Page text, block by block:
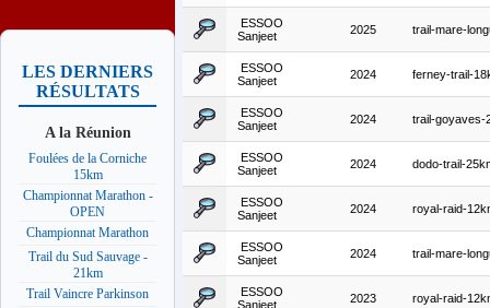
LES DERNIERS
RÉSULTATS
A la Réunion
Foulées de la Corniche
15km
Championnat Marathon -
OPEN
Championnat Marathon
Trail du Sud Sauvage -
21km
Trail Vaincre Parkinson
ESSOO
Sanjeet
2025 trail-mare-
ESSOO
Sanjeet
2024 ferney-trail-
ESSOO
Sanjeet
2024 trail-goyaves-
ESSOO
Sanjeet
2024 dodo-trail-
ESSOO
Sanjeet
2024 royal-raid-
ESSOO
Sanjeet
2024 trail-mare-
ESSOO
Sanjeet
2023 royal-raid-